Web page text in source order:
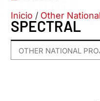
Inicio / Other
SPECTRAL
OTHER NATIONAL